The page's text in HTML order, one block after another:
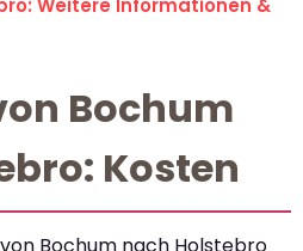
Weitere Informationen &
Bochum
Kosten